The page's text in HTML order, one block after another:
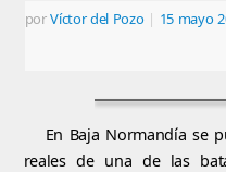
porVíctor del Pozo | 15 mayo
En Baja Normandía se
reales de una de las